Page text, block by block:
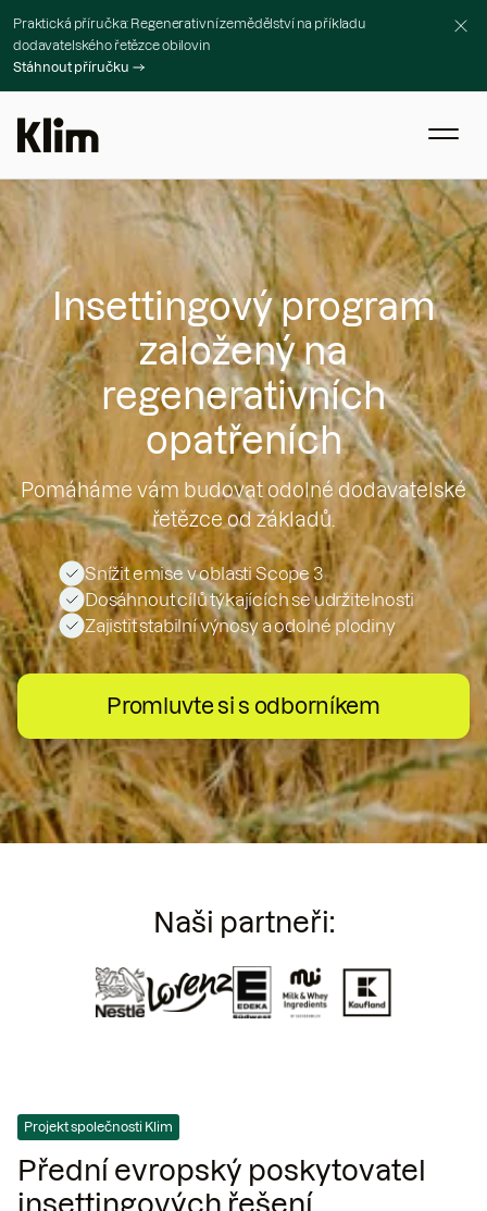
Praktická příručka: Regenerativní zemědělství na příkladu
dodavatelského řetězce obilovin
Stáhnout příručku
Insettingový program
založený na
regenerativních
opatřeních
Pomáháme vám budovat odolné dodavatelské
řetězce od základů.
Snížit emise v oblasti Scope 3
Dosáhnout cílů týkajících se udržitelnosti
Zajistit stabilní výnosy a odolné plodiny
Promluvte si s odborníkem
Naši partneři:
Projekt společnosti Klim
Přední evropský poskytovatel
insettingových řešení